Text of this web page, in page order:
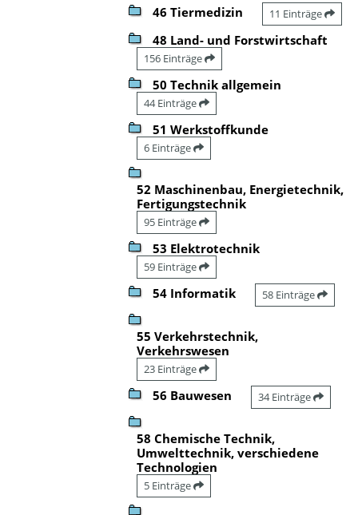
46 Tiermedizin 11 Einträge
48 Land- und Forstwirtschaft
156 Einträge
50 Technik allgemein
44 Einträge
51 Werkstoffkunde
6 Einträge
52 Maschinenbau, Energietechnik,
Fertigungstechnik
95 Einträge
53 Elektrotechnik
59 Einträge
54 Informatik 58 Einträge
55 Verkehrstechnik,
Verkehrswesen
23 Einträge
56 Bauwesen 34 Einträge
58 Chemische Technik,
Umwelttechnik, verschiedene
Technologien
5 Einträge